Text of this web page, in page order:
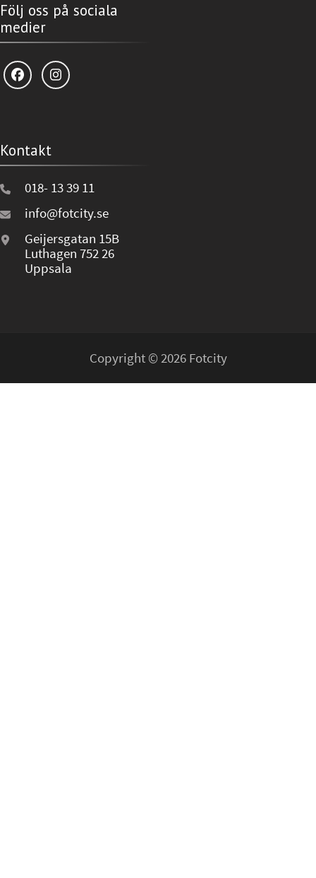
Följ oss på sociala
medier
Kontakt
018- 13 39 11
info@fotcity.se
Geijersgatan 15B
Luthagen 752 26
Uppsala
Copyright © 2026 Fotcity